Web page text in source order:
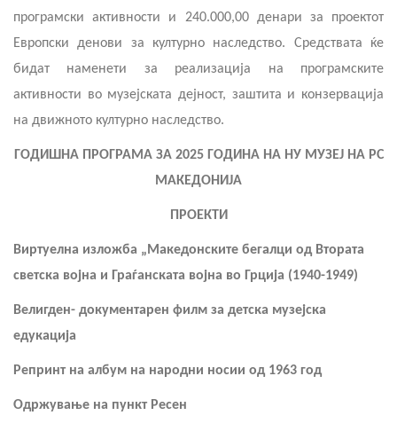
програмски активности и 240.000,00 денари за проектот
Европски денови за културно наследство. Средствата ќе
бидат наменети за реализација на програмските
активности во музејската дејност, заштита и конзервација
на движното културно наследство.
ГОДИШНА ПРОГРАМА ЗА 2025 ГОДИНА НА НУ МУЗЕЈ НА РС
МАКЕДОНИЈА
ПРОЕКТИ
Виртуелна изложба „Македонските бегалци од Втората
светска војна и Граѓанската војна во Грција (1940-1949)
Велигден- документарен филм за детска музејска
едукација
Репринт на албум на народни носии од 1963 год
Одржување на пункт Ресен